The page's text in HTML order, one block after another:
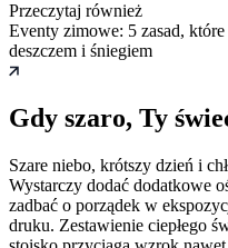
Przeczytaj również
Eventy zimowe: 5 zasad,
deszczem i śniegiem
Gdy szaro, Ty
Szare niebo, krótszy dzień i
Wystarczy dodać dodatkowe
zadbać o porządek w
druku. Zestawienie ciepłego